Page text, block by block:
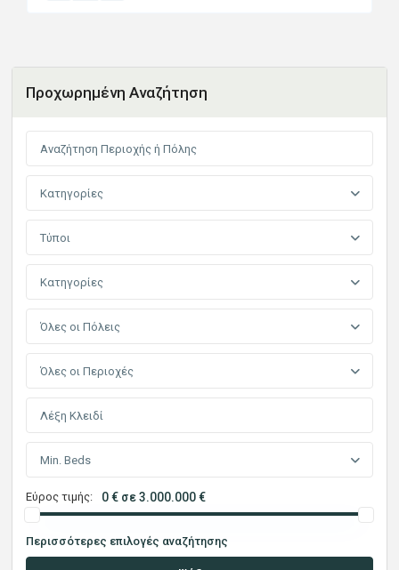
Προχωρημένη Αναζήτηση
Κατηγορίες
Τύποι
Κατηγορίες
Όλες οι Πόλεις
Όλες οι Περιοχές
Min. Beds
Εύρος τιμής: 0 € σε 3.000.000 €
Περισσότερες επιλογές αναζήτησης